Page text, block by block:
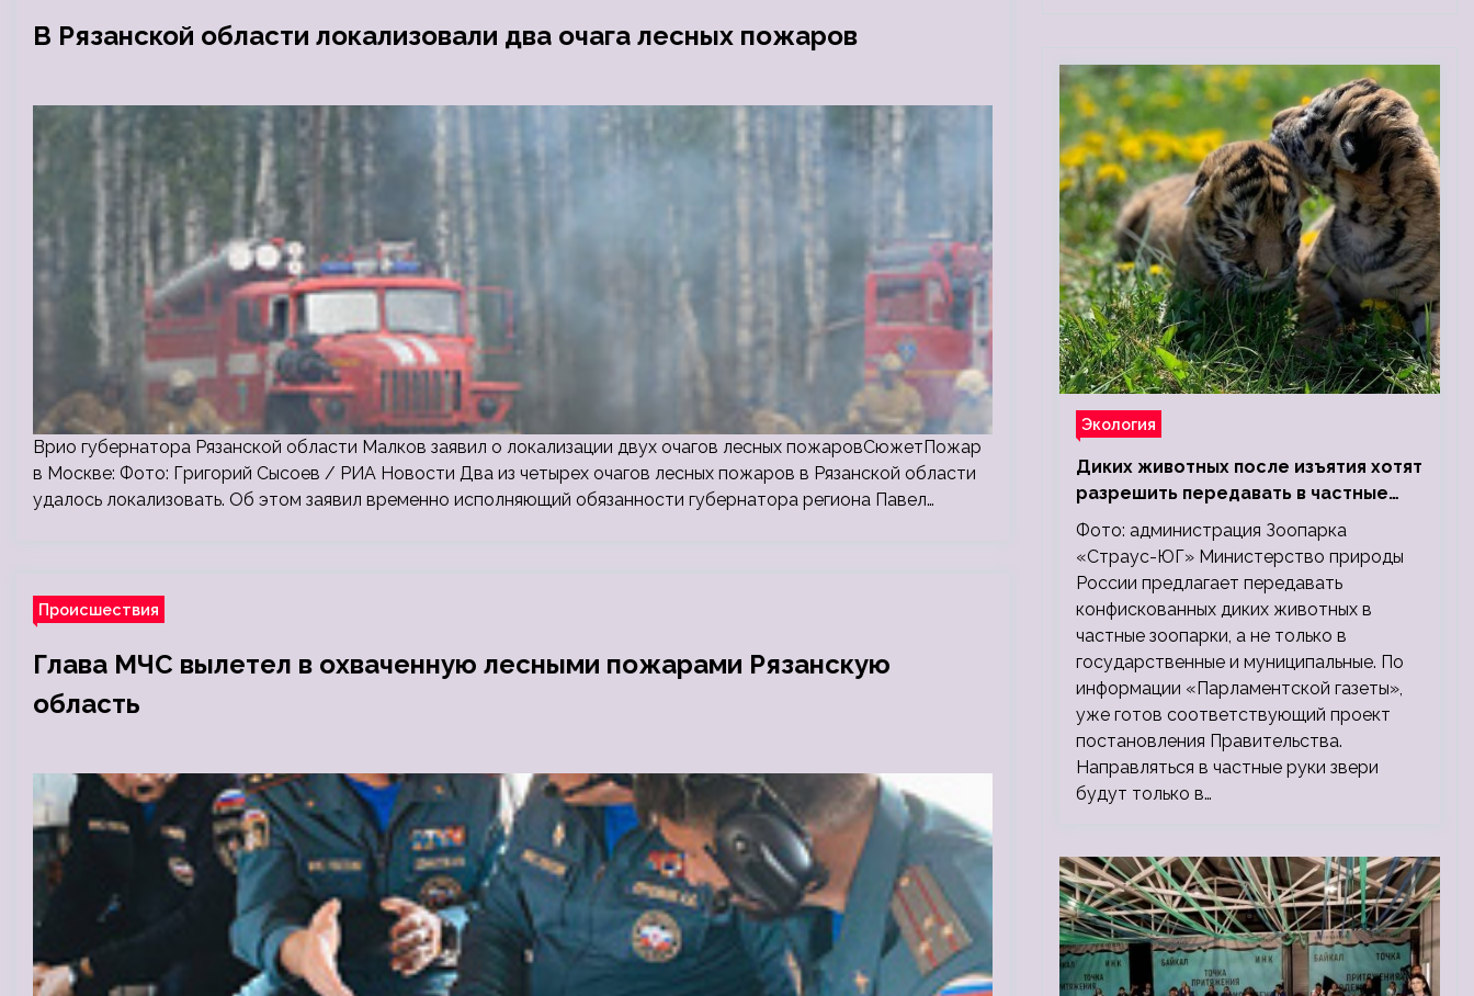
В Рязанской области локализовали два очага лесных пожаров
Врио губернатора Рязанской области Малков заявил о локализации двух очагов лесных пожаровСюжетПожар
в Москве: Фото: Григорий Сысоев / РИА Новости Два из четырех очагов лесных пожаров в Рязанской области
удалось локализовать. Об этом заявил временно исполняющий обязанности губернатора региона Павел…
Происшествия
Глава МЧС вылетел в охваченную лесными пожарами Рязанскую
область
Экология
Диких животных после изъятия хотят
разрешить передавать в частные
зоопарки
Фото: администрация Зоопарка
«Страус-ЮГ» Министерство природы
России предлагает передавать
конфискованных диких животных в
частные зоопарки, а не только в
государственные и муниципальные. По
информации «Парламентской газеты»,
уже готов соответствующий проект
постановления Правительства.
Направляться в частные руки звери
будут только в…